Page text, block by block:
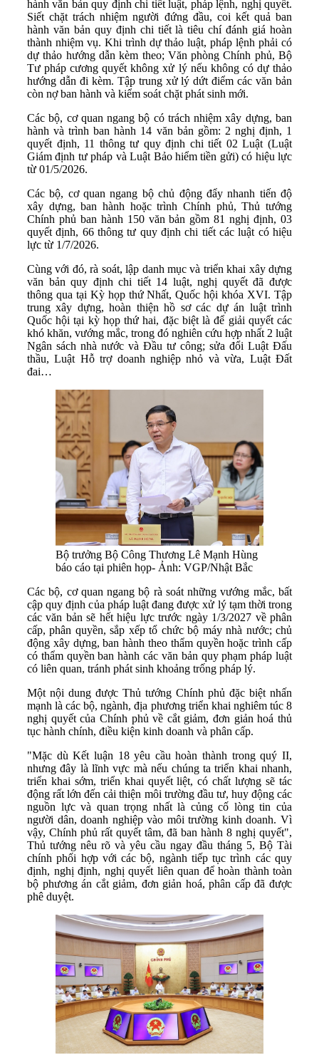
hành văn bản quy định chi tiết luật, pháp lệnh, nghị quyết.
Siết chặt trách nhiệm người đứng đầu, coi kết quả ban
hành văn bản quy định chi tiết là tiêu chí đánh giá hoàn
thành nhiệm vụ. Khi trình dự thảo luật, pháp lệnh phải có
dự thảo hướng dẫn kèm theo; Văn phòng Chính phủ, Bộ
Tư pháp cương quyết không xử lý nếu không có dự thảo
hướng dẫn đi kèm. Tập trung xử lý dứt điểm các văn bản
còn nợ ban hành và kiểm soát chặt phát sinh mới.
Các bộ, cơ quan ngang bộ có trách nhiệm xây dựng, ban
hành và trình ban hành 14 văn bản gồm: 2 nghị định, 1
quyết định, 11 thông tư quy định chi tiết 02 Luật (Luật
Giám định tư pháp và Luật Bảo hiểm tiền gửi) có hiệu lực
từ 01/5/2026.
Các bộ, cơ quan ngang bộ chủ động đẩy nhanh tiến độ
xây dựng, ban hành hoặc trình Chính phủ, Thủ tướng
Chính phủ ban hành 150 văn bản gồm 81 nghị định, 03
quyết định, 66 thông tư quy định chi tiết các luật có hiệu
lực từ 1/7/2026.
Cùng với đó, rà soát, lập danh mục và triển khai xây dựng
văn bản quy định chi tiết 14 luật, nghị quyết đã được
thông qua tại Kỳ họp thứ Nhất, Quốc hội khóa XVI. Tập
trung xây dựng, hoàn thiện hồ sơ các dự án luật trình
Quốc hội tại kỳ họp thứ hai, đặc biệt là để giải quyết các
khó khăn, vướng mắc, trong đó nghiên cứu hợp nhất 2 luật
Ngân sách nhà nước và Đầu tư công; sửa đổi Luật Đấu
thầu, Luật Hỗ trợ doanh nghiệp nhỏ và vừa, Luật Đất
đai…
Bộ trưởng Bộ Công Thương Lê Mạnh Hùng
báo cáo tại phiên họp- Ảnh: VGP/Nhật Bắc
Các bộ, cơ quan ngang bộ rà soát những vướng mắc, bất
cập quy định của pháp luật đang được xử lý tạm thời trong
các văn bản sẽ hết hiệu lực trước ngày 1/3/2027 về phân
cấp, phân quyền, sắp xếp tổ chức bộ máy nhà nước; chủ
động xây dựng, ban hành theo thẩm quyền hoặc trình cấp
có thẩm quyền ban hành các văn bản quy phạm pháp luật
có liên quan, tránh phát sinh khoảng trống pháp lý.
Một nội dung được Thủ tướng Chính phủ đặc biệt nhấn
mạnh là các bộ, ngành, địa phương triển khai nghiêm túc 8
nghị quyết của Chính phủ về cắt giảm, đơn giản hoá thủ
tục hành chính, điều kiện kinh doanh và phân cấp.
"Mặc dù Kết luận 18 yêu cầu hoàn thành trong quý II,
nhưng đây là lĩnh vực mà nếu chúng ta triển khai nhanh,
triển khai sớm, triển khai quyết liệt, có chất lượng sẽ tác
động rất lớn đến cải thiện môi trường đầu tư, huy động các
nguồn lực và quan trọng nhất là củng cố lòng tin của
người dân, doanh nghiệp vào môi trường kinh doanh. Vì
vậy, Chính phủ rất quyết tâm, đã ban hành 8 nghị quyết",
Thủ tướng nêu rõ và yêu cầu ngay đầu tháng 5, Bộ Tài
chính phối hợp với các bộ, ngành tiếp tục trình các quy
định, nghị định, nghị quyết liên quan để hoàn thành toàn
bộ phương án cắt giảm, đơn giản hoá, phân cấp đã được
phê duyệt.